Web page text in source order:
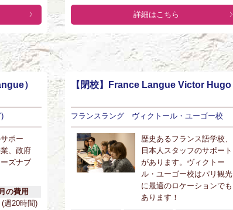
詳細はこちら
）
ポー
、政府
ズナブ
の費用
(週20時間)
【閉校】France Langue Victor Hugo
フランスラング ヴィクトール・ユーゴー校
歴史あるフランス語学校、
日本人スタッフのサポート
があります。ヴィクトー
ル・ユーゴー校はパリ観光
に最適のロケーションでも
あります！